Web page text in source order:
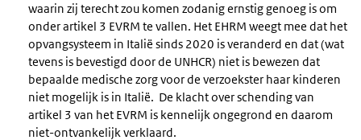
waarin zij terecht zou komen zodanig ernstig genoeg is om
onder artikel 3 EVRM te vallen. Het EHRM weegt mee dat het
opvangsysteem in Italië sinds 2020 is veranderd en dat (wat
tevens is bevestigd door de UNHCR) niet is bewezen dat
bepaalde medische zorg voor de verzoekster haar kinderen
niet mogelijk is in Italië. De klacht over schending van
artikel 3 van het EVRM is kennelijk ongegrond en daarom
niet-ontvankelijk verklaard.